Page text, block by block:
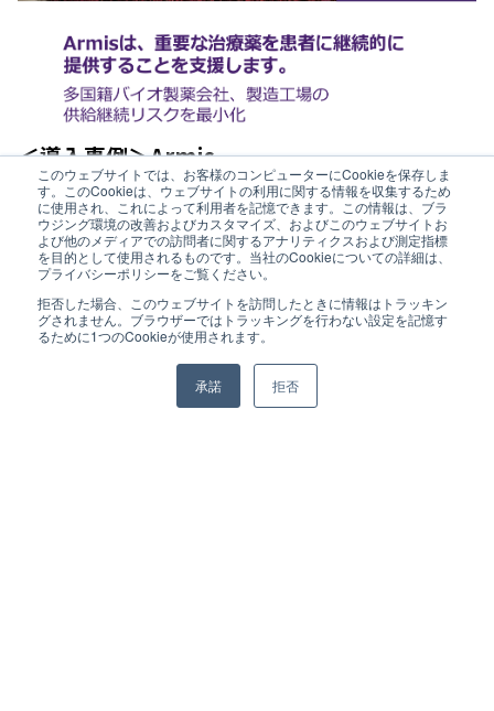
このウェブサイトでは、お客様のコンピューターにCookieを保存しま
す。このCookieは、ウェブサイトの利用に関する情報を収集するため
に使用され、これによって利用者を記憶できます。この情報は、ブラ
ウジング環境の改善およびカスタマイズ、およびこのウェブサイトお
よび他のメディアでの訪問者に関するアナリティクスおよび測定指標
を目的として使用されるものです。当社のCookieについての詳細は、
プライバシーポリシーをご覧ください。
拒否した場合、このウェブサイトを訪問したときに情報はトラッキン
グされません。ブラウザーではトラッキングを行わない設定を記憶す
るために1つのCookieが使用されます。
承諾 拒否
＜導入事例＞Armis
#OTセキュリティ#情報漏洩対策
#ガバナンスとリスク＆コンプライアンス
#サイバー脅威とセキュリティー運用#セキュリティ
#Armis #コーポレートIT
ダウンロードする